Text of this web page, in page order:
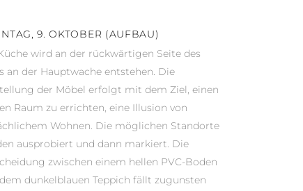
9. OKTOBER (AUFBAU)
wird an der rückwärtigen Seite des
an der Hauptwache entstehen. Die
der Möbel erfolgt mit dem Ziel, einen
Raum zu errichten, eine Illusion von
Wohnen. Die möglichen Standorte
ausprobiert und dann markiert. Die
zwischen einem hellen PVC-Boden
dunkelblauen Teppich fällt zugunsten